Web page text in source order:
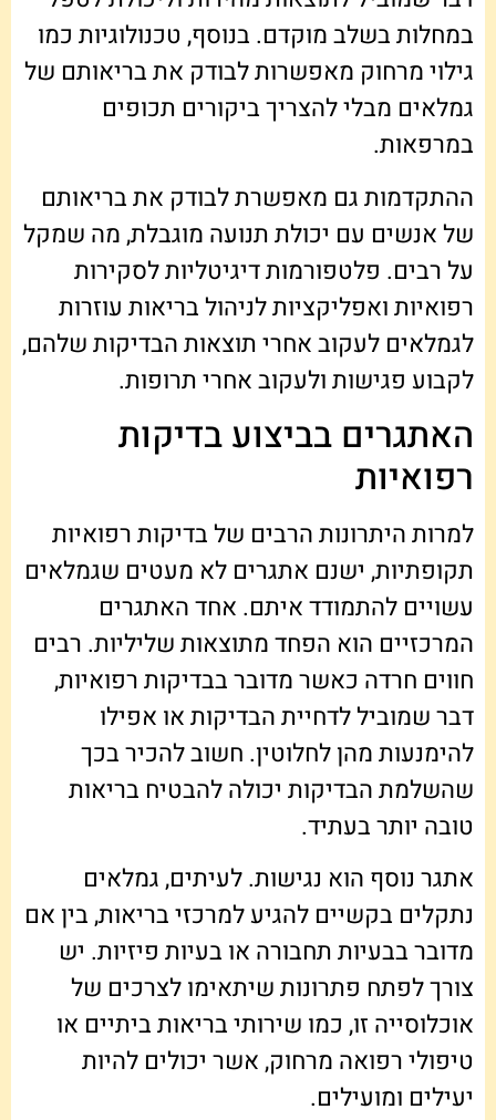
במחלות בשלב מוקדם. בנוסף, טכנולוגיות כמו
גילוי מרחוק מאפשרות לבודק את בריאותם של
גמלאים מבלי להצריך ביקורים תכופים
במרפאות.
ההתקדמות גם מאפשרת לבודק את בריאותם
של אנשים עם יכולת תנועה מוגבלת, מה שמקל
על רבים. פלטפורמות דיגיטליות לסקירות
רפואיות ואפליקציות לניהול בריאות עוזרות
לגמלאים לעקוב אחרי תוצאות הבדיקות שלהם,
לקבוע פגישות ולעקוב אחרי תרופות.
האתגרים בביצוע בדיקות
רפואיות
למרות היתרונות הרבים של בדיקות רפואיות
תקופתיות, ישנם אתגרים לא מעטים שגמלאים
עשויים להתמודד איתם. אחד האתגרים
המרכזיים הוא הפחד מתוצאות שליליות. רבים
חווים חרדה כאשר מדובר בבדיקות רפואיות,
דבר שמוביל לדחיית הבדיקות או אפילו
להימנעות מהן לחלוטין. חשוב להכיר בכך
שהשלמת הבדיקות יכולה להבטיח בריאות
טובה יותר בעתיד.
אתגר נוסף הוא נגישות. לעיתים, גמלאים
נתקלים בקשיים להגיע למרכזי בריאות, בין אם
מדובר בבעיות תחבורה או בעיות פיזיות. יש
צורך לפתח פתרונות שיתאימו לצרכים של
אוכלוסייה זו, כמו שירותי בריאות ביתיים או
טיפולי רפואה מרחוק, אשר יכולים להיות
יעילים ומועילים.